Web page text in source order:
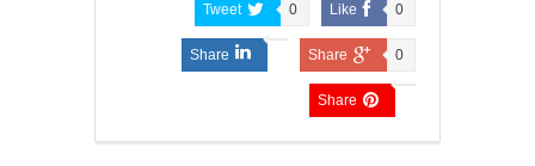
Like 0
Tweet 0
Share 0
Share
Share